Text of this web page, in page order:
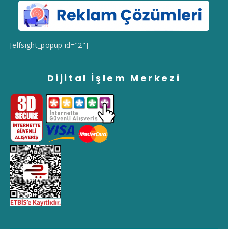
[elfsight_popup id="2"]
Dijital İşlem Merkezi